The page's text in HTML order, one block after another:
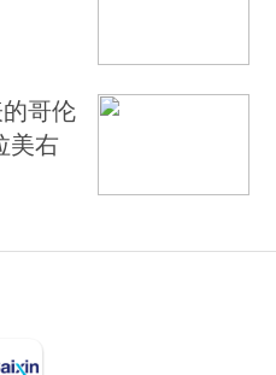
的哥伦
美右